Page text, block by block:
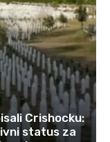
Crishocku:
status za